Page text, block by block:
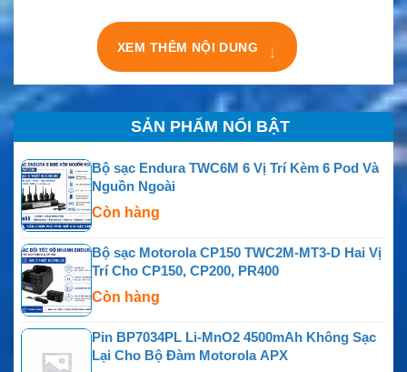
XEM THÊM NỘI DUNG ↓
SẢN PHẨM NỔI BẬT
Bộ sạc Endura TWC6M 6 Vị Trí Kèm 6 Pod Và
Nguồn Ngoài
Còn hàng
Bộ sạc Motorola CP150 TWC2M-MT3-D Hai Vị
Trí Cho CP150, CP200, PR400
Còn hàng
Pin BP7034PL Li-MnO2 4500mAh Không Sạc
Lại Cho Bộ Đàm Motorola APX